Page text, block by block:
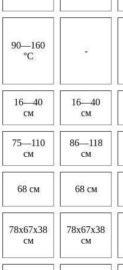
90—160
°C
-
16—40
см
16—40
см
75—110
см
86—118
см
68 см 68 см
78x67x38
см
78x67x38
см